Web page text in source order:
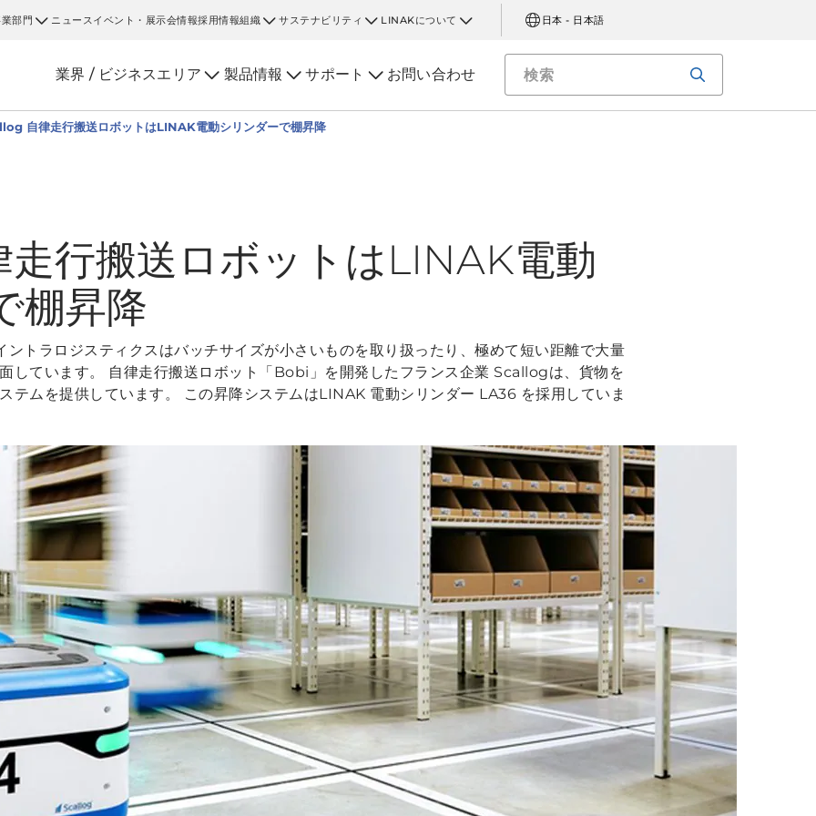
部門 ニュース イベント・展示会情報採用情報組織 サステナビリティ LINAKについて 日本 - 日本語
業界 / ビジネスエリア 製品情報 サポート お問い合わせ
自律走行搬送ロボットはLINAK電動シリンダーで棚昇降
行搬送ロボットはLINAK電動
棚昇降
トラロジスティクスはバッチサイズが小さいものを取り扱ったり、極めて短い距離で大量
しています。 自律走行搬送ロボット「Bobi」を開発したフランス企業 Scallogは、貨物を
テムを提供しています。 この昇降システムはLINAK 電動シリンダー LA36 を採用していま